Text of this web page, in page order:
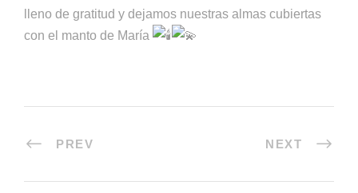
lleno de gratitud y dejamos nuestras almas cubiertas
con el manto de María
PREV NEXT